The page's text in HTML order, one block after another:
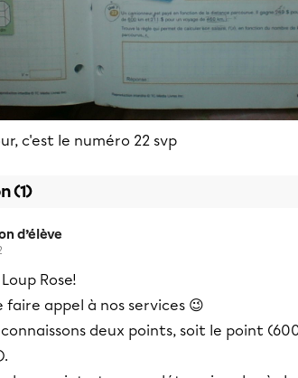
c'est le numéro 22 svp
(1)
d’élève
Rose!
faire appel à nos services 😉
connaissons deux points, soit le point